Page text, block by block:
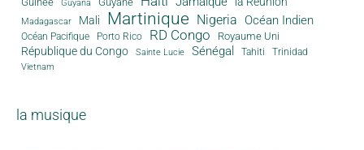
Guyana
Madagascar Mali Martinique Nigeria Océan Indien
Océan Pacifique Porto Rico RD Congo Royaume Uni
République du Congo Sainte Lucie Sénégal Tahiti Trinidad
Vietnam
la musique